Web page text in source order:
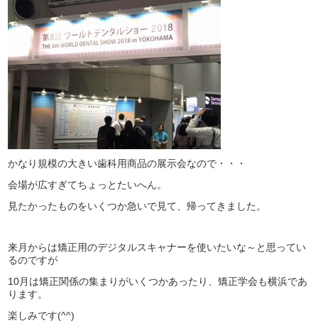
かなり規模の大きい歯科用商品の展示会なので・・・
会場が広すぎてちょっとたいへん。
見たかったものをいくつか急いで見て、帰ってきました。
来月からは矯正用のデジタルスキャナーを使いたいな～と思ってい
るのですが
10月は矯正関係の集まりがいくつかあったり、矯正学会も横浜であ
ります。
楽しみです(^^)